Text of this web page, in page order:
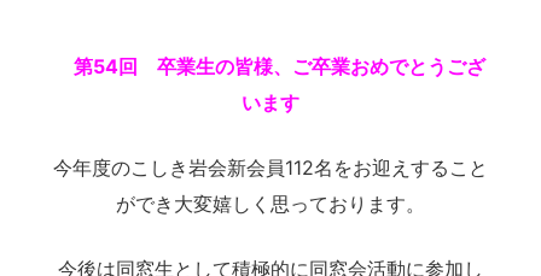
第54回 卒業生の皆様、 ご卒業おめでとうござ
います
今年度のこしき岩会新会員112名をお迎えすること
ができ大変嬉しく思っております。
今後は同窓生として積極的に同窓会活動に参加し